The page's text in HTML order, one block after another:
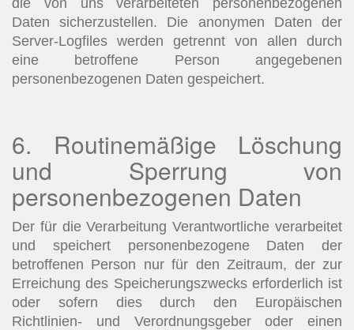
Daten sicherzustellen. Die anonymen Daten der
Server-Logfiles werden getrennt von allen durch
eine betroffene Person angegebenen
personenbezogenen Daten gespeichert.
6. Routinemäßige Löschung
und Sperrung von
personenbezogenen Daten
Der für die Verarbeitung Verantwortliche verarbeitet
und speichert personenbezogene Daten der
betroffenen Person nur für den Zeitraum, der zur
Erreichung des Speicherungszwecks erforderlich ist
oder sofern dies durch den Europäischen
Richtlinien- und Verordnungsgeber oder einen